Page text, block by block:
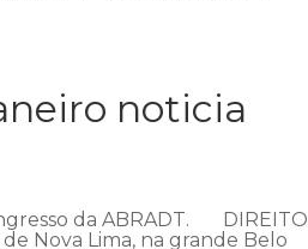
noticia
da ABRADT. DIREITO
Nova Lima, na grande Belo